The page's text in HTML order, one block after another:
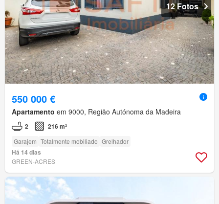
12 Fotos
550 000 €
Apartamento em 9000, Região Autónoma da Madeira
2 216 m²
Garajem Totalmente mobiliado Grelhador
Há 14 dias
GREEN-ACRES